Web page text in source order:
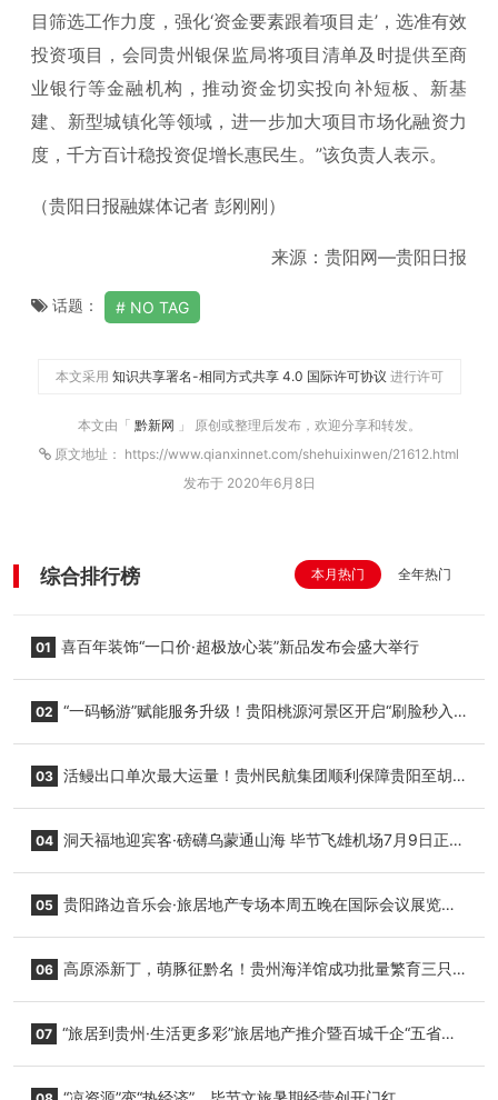
目筛选工作力度，强化‘资金要素跟着项目走’，选准有效
投资项目，会同贵州银保监局将项目清单及时提供至商
业银行等金融机构，推动资金切实投向补短板、新基
建、新型城镇化等领域，进一步加大项目市场化融资力
度，千方百计稳投资促增长惠民生。”该负责人表示。
（贵阳日报融媒体记者 彭刚刚）
来源：贵阳网—贵阳日报
话题： NO TAG
本文采用 知识共享署名-相同方式共享 4.0 国际许可协议 进行许可
本文由「 黔新网 」 原创或整理后发布，欢迎分享和转发。
原文地址： https://www.qianxinnet.com/shehuixinwen/21612.html
发布于 2020年6月8日
综合排行榜 本月热门 全年热门
01 喜百年装饰“一口价·超极放心装”新品发布会盛大举行
02 “一码畅游”赋能服务升级！贵阳桃源河景区开启“刷脸秒入
03 活鳗出口单次最大运量！贵州民航集团顺利保障贵阳至胡
04 洞天福地迎宾客·磅礴乌蒙通山海 毕节飞雄机场7月9日正式
05 贵阳路边音乐会·旅居地产专场本周五晚在国际会议展览中
06 高原添新丁，萌豚征黔名！贵州海洋馆成功批量繁育三只
07 “旅居到贵州·生活更多彩”旅居地产推介暨百城千企“五省